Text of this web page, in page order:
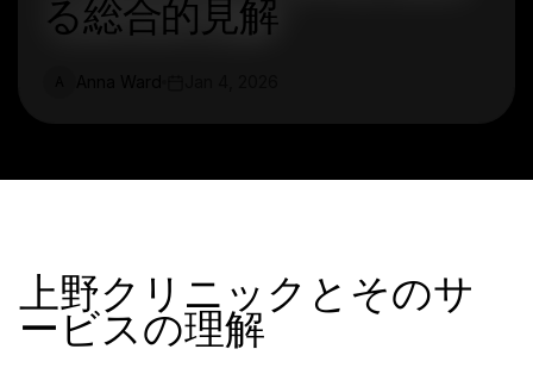
る総合的見解
上野クリニックとそのサ
ービスの理解